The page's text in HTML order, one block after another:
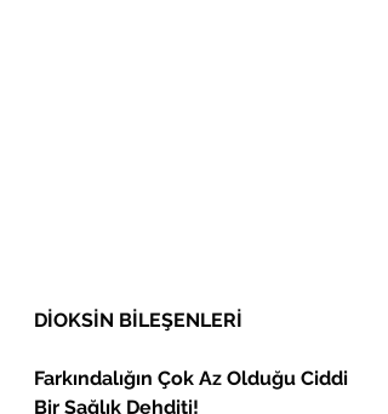
DİOKSİN BİLEŞENLERİ
Farkındalığın Çok Az Olduğu Ciddi
Bir Sağlık Dehditi!